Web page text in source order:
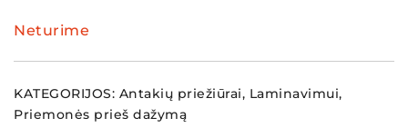
Neturime
KATEGORIJOS: Antakių priežiūrai, Laminavimui,
Priemonės prieš dažymą